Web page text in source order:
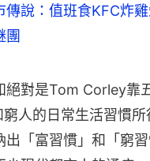
傳說：值班食KFC炸
團
絕對是Tom Corley靠
人的日常生活習慣所
出「富習慣」和「窮